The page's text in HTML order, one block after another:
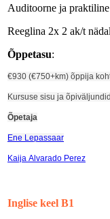
Auditoorne ja
Reeglina 2x 2 ak/t
Õppetasu:
€930 (€750+km) õppija
Kursuse sisu ja
Õpetaja
Ene Lepassaar
Kaija Alvarado Perez
Inglise keel B1